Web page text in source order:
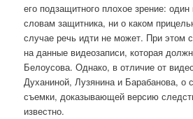
его подзащитного плохое зрение:
словам защитника, ни о каком
случае речь идти не может. При этом
на данные видеозаписи, которая
Белоусова. Однако, в отличие от
Духаниной, Лузянина и Барабанова, о
съемки, доказывающей версию
известно.